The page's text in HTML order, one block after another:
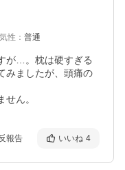
性 ： 普通
が…。枕は硬すぎる
みましたが、頭痛の
ん。
報告 いいね 4